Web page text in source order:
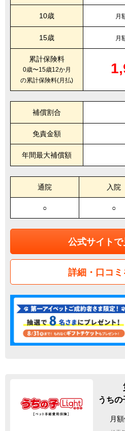
10歳 月
15歳 月
累計保険料
0歳〜15歳12か月
の累計保険料(月払)
補償割合
免責金額
年間最大補償額
通院 入院
○ ○
公式サイト
詳細・口コミ
うちの
月